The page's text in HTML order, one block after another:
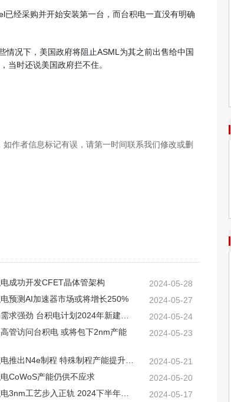
经采购并开始安装第一台，而台积电一直没有明确
况下，美国政府将阻止ASML为其之前出售给中国
当时还说美国政府拦不住。
作者信息标记有误，请第一时间联系我们修改或删
成功开发CFET晶体管架构
2024-05-28
预测AI加速器市场或将增长250%
2024-05-27
2024-05-24
管访问台积电 或将包下2nm产能
2024-05-23
2024-05-21
CoWoS产能仍供不应求
2024-05-20
2024-05-17